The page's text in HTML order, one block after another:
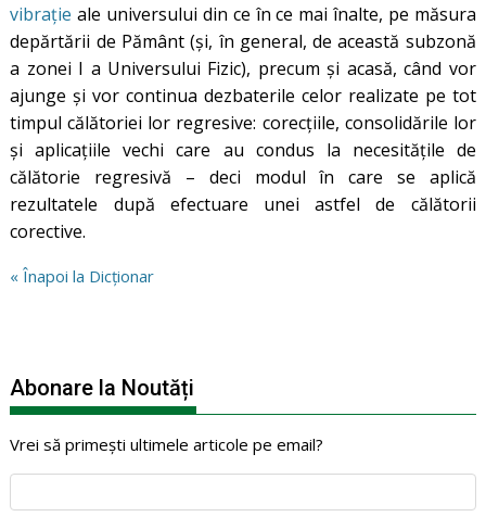
vibrație ale universului din ce în ce mai înalte, pe măsura
depărtării de Pământ (și, în general, de această subzonă
a zonei I a Universului Fizic), precum și acasă, când vor
ajunge și vor continua dezbaterile celor realizate pe tot
timpul călătoriei lor regresive: corecțiile, consolidările lor
și aplicațiile vechi care au condus la necesitățile de
călătorie regresivă – deci modul în care se aplică
rezultatele după efectuare unei astfel de călătorii
corective.
« Înapoi la Dicționar
Abonare la Noutăți
Vrei să primești ultimele articole pe email?